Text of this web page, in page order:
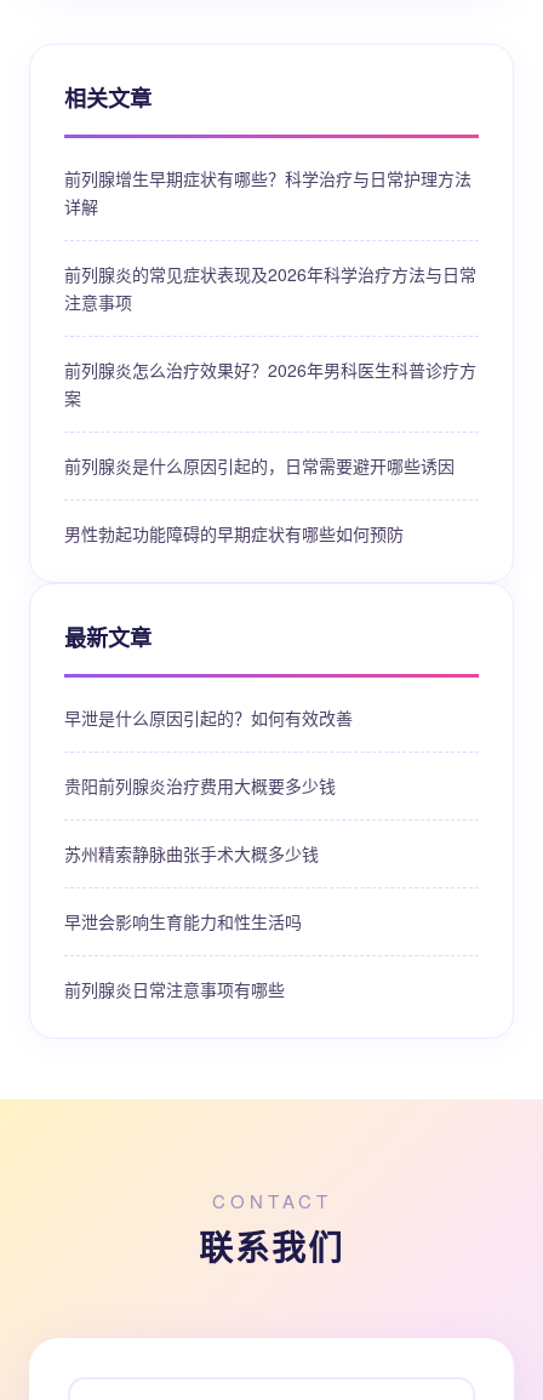
相关文章
前列腺增生早期症状有哪些？科学治疗与日常护理方法
详解
前列腺炎的常见症状表现及2026年科学治疗方法与日常
注意事项
前列腺炎怎么治疗效果好？2026年男科医生科普诊疗方
案
前列腺炎是什么原因引起的，日常需要避开哪些诱因
男性勃起功能障碍的早期症状有哪些如何预防
最新文章
早泄是什么原因引起的？如何有效改善
贵阳前列腺炎治疗费用大概要多少钱
苏州精索静脉曲张手术大概多少钱
早泄会影响生育能力和性生活吗
前列腺炎日常注意事项有哪些
CONTACT
联系我们